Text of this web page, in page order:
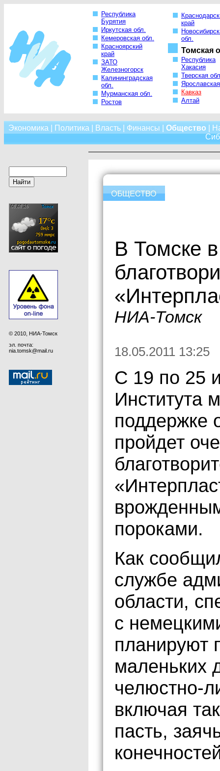
Республика
Бурятия
Иркутская обл.
Кемеровская обл.
Красноярский
край
ЗАТО
Железногорск
Калининградская
обл.
Мурманская обл.
Ростов
край
обл.
Томская
Республика
Хакасия
Тверская
Кавказ
Алтай
Экономика Политика Власть| Финансы Общество
© 2010, НИА-Томск
эл. почта:
nia.tomsk@mail.ru
В Томске
НИА-Томск
18.05.2011 13:25
С 19 по 25
Института
поддержке
пройдет
пороками.
Как
службе
области,
с
планируют
маленьких
челюстно-
включая
пасть,